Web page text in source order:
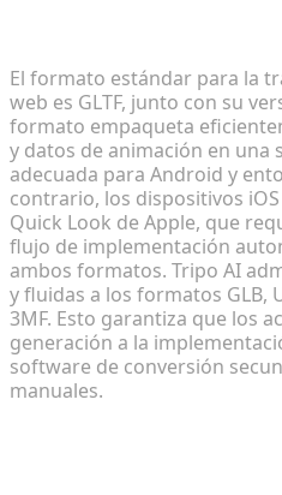
El formato estándar para la
web es GLTF, junto con su
formato empaqueta
y datos de animación en una
adecuada para Android y
contrario, los dispositivos
Quick Look de Apple, que
flujo de implementación
ambos formatos. Tripo AI
y fluidas a los formatos GLB,
3MF. Esto garantiza que los
generación a la
software de conversión
manuales.